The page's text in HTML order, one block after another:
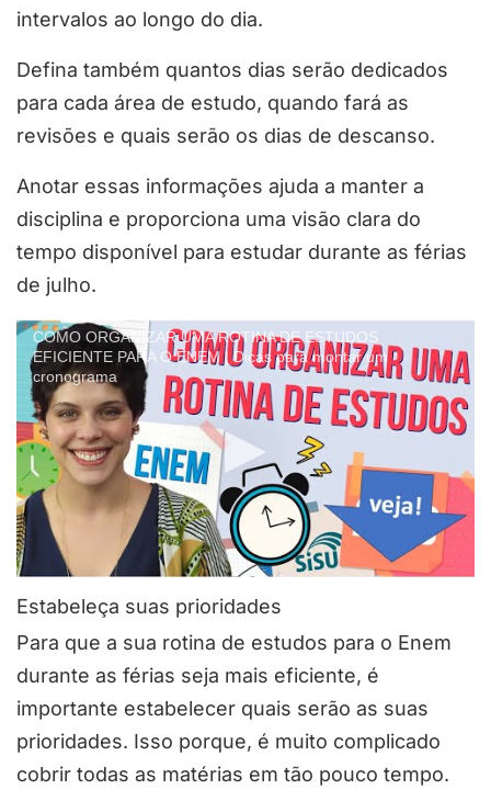
intervalos ao longo do dia.
Defina também quantos dias serão dedicados
para cada área de estudo, quando fará as
revisões e quais serão os dias de descanso.
Anotar essas informações ajuda a manter a
disciplina e proporciona uma visão clara do
tempo disponível para estudar durante as férias
de julho.
COMO ORGANIZAR UMA ROTINA DE ESTUDOS
EFICIENTE PARA O ENEM | Dicas para montar um
cronograma
Estabeleça suas prioridades
Para que a sua rotina de estudos para o Enem
durante as férias seja mais eficiente, é
importante estabelecer quais serão as suas
prioridades. Isso porque, é muito complicado
cobrir todas as matérias em tão pouco tempo.